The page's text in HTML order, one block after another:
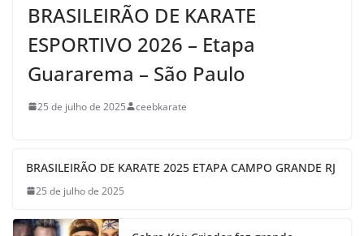
BRASILEIRÃO DE KARATE
ESPORTIVO 2026 – Etapa
Guararema – São Paulo
25 de julho de 2025 ceebkarate
BRASILEIRÃO DE KARATE 2025 ETAPA CAMPO GRANDE RJ
25 de julho de 2025